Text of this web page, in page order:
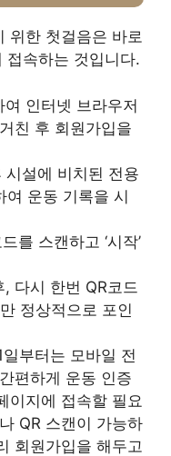
위한 첫걸음은 바로
접속하는 것입니다.
인터넷 브라우저
친 후 회원가입을
설에 비치된 전용
여 운동 기록을 시
를 스캔하고 ‘시작’
다시 한번 QR코드
정상적으로 포인
부터는 모바일 전
편하게 운동 인증
이지에 접속할 필요
QR 스캔이 가능하
회원가입을 해두고